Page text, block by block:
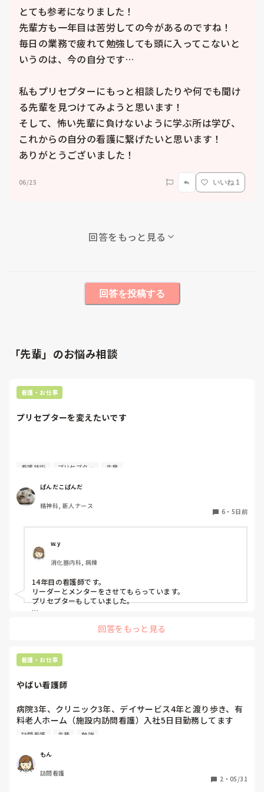
とても参考になりました！
先輩方も一年目は苦労しての今があるのですね！
毎日の業務で疲れて勉強しても頭に入ってこないと
いうのは、今の自分です…
私もプリセプターにもっと相談したりや何でも聞け
る先輩を見つけてみようと思います！
そして、怖い先輩に負けないように学ぶ所は学び、
これからの自分の看護に繋げたいと思います！
06/25 いいね 1
回答をもっと見る
回答を投稿する
「先輩」のお悩み相談
看護・お仕事
プリセプターを変えたいです
質問失礼します。
4月に入職してまだ少ししか経っていないのですが、プリセ
プターを変えたいと考えています。ただ、同じ病棟の先輩で
もあるため、なかなか相談することができません。
私はもともと人見知りで、自分から悩みや相談事を人に話す
ことが苦手なタイプです。
プリセプターを変えたいと思った理由は、プリセプターとの
距離感です。
入職してすぐのオリエンテーションや研修でプリセプター制
度について説明は受けていましたが、他病棟の同期はすでに
がプリセプターなのか知りませんでした。知ったきっかけ
接伝えてもらえなかったこともあり、その頃からずっと距離
を感じています。
また、人見知りな性格もあって、研修で学んだ看護技術を練
思ってしまい、なかなか声をかけることができません。その
点については、自分自身でも改善しなければいけないと思っ
ています。
一方で、プリセプターは放任主義なのか、研修内容や看護技
術の練習状況について聞かれることはほとんどありません。
「今のうちに練習した方がいいよ」と言われることはありま
看護技術 プリセプター 先輩
ぱんだこぱんだ
精神科, 新人ナース
6 ・ 5日前
w.y
消化器内科, 病棟
14年目の看護師です。
リーダーとメンターをさせてもらっています。
プリセプターもしていました。
のことを聞いたりしています。
プリセプターの役割は、パンダコパンダさんのイメージどおり
です。ただ、勤務的にプリセプターと同じ日をしょっちゅう作
すが、みんなで１年生を教えるみたいなかんじです。
ターを窓口にしている感じです。
プリセプターが自分の役割を分かっていないのか、自分がプリ
セプターになっていること自体分かっていないのかもしれませ
先輩に話しかけずらいのは良く分かりますが、自分がプリセプ
ティーになっていること挨拶にいきましたか？
今は８月なので、パンダコパンダさんの状況が良くなっている
回答をもっと見る
看護・お仕事
やばい看護師
病院3年、クリニック3年、デイサービス4年と渡り歩き、有
料老人ホーム（施設内訪問看護）入社5日目勤務してます
が、指示通り動いてきただけの看護師だから、老人ホームで
の入居者さんと全く繋がらず、ただただ時間が過ぎるだけ。
入居者さんの情報収集してても、なんの情報をとったらいい
訪問看護 先輩 勉強
もん
訪問看護
2 ・ 05/31